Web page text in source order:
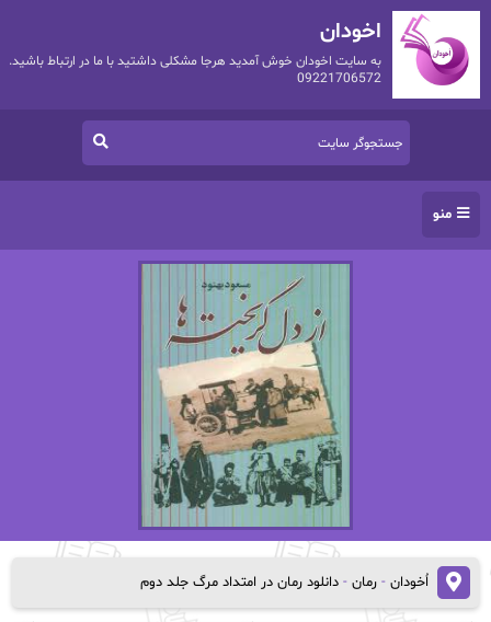
اخودان
به سایت اخودان خوش آمدید هرجا مشکلی داشتید با ما در ارتباط باشید.
09221706572
منو
اُخودان- رمان- دانلود رمان در امتداد مرگ جلد دوم